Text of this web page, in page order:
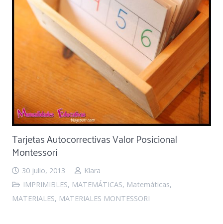
Tarjetas Autocorrectivas Valor Posicional
Montessori
30 julio, 2013
Klara
IMPRIMIBLES, MATEMÁTICAS, Matemáticas,
MATERIALES, MATERIALES MONTESSORI